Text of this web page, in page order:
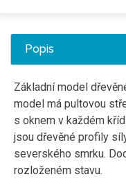
Popis
Základní model
model má pultovou
s oknem v každém
jsou dřevěné profily
severského smrku.
rozloženém stavu.